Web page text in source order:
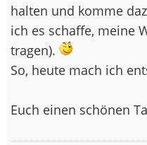
halten und komme
ich es schaffe, meine
tragen).
So, heute mach ich
Euch einen schönen